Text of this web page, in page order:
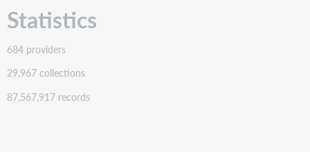
Statistics
684 providers
29,967 collections
87,567,917 records